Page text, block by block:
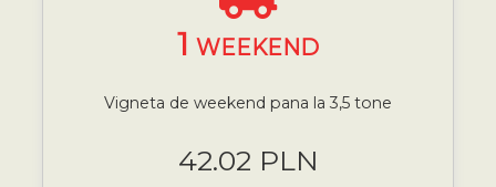
1 WEEKEND
Vigneta de weekend pana la 3,5 tone
42.02 PLN